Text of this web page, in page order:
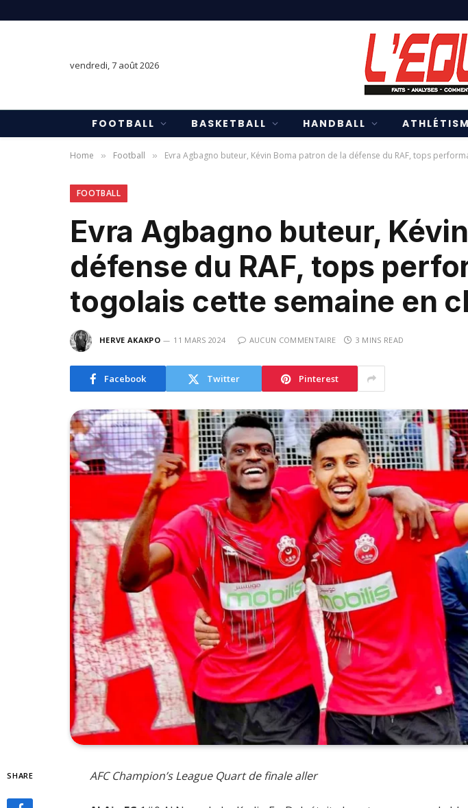
vendredi, 7 août 2026
FOOTBALL BASKETBALL HANDBALL
Home » Football » Evra Agbagno buteur, Kévin Boma patron de la défense du RAF, tops
FOOTBALL
Evra Agbagno buteur,
défense du RAF, tops
togolais cette semaine en
HERVE AKAKPO 11 MARS 2024 AUCUN COMMENTAIRE 3 MINS READ
Facebook Twitter Pinterest
SHARE AFC Champion’s League Quart de finale aller